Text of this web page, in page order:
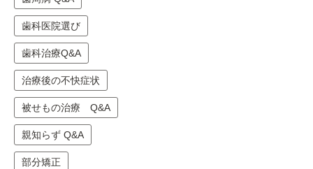
歯科医院選び
歯科治療Q&A
治療後の不快症状
被せもの治療 Q&A
親知らず Q&A
部分矯正